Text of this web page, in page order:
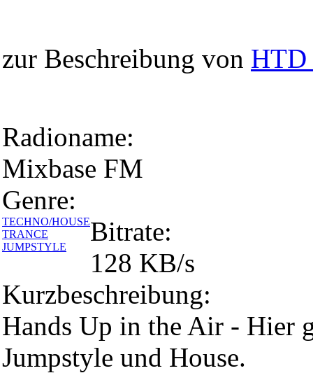
zur Beschreibung von HTD
Radioname:
Mixbase FM
Genre:
TECHNO/HOUSE
TRANCE
JUMPSTYLE
Bitrate:
128 KB/s
Kurzbeschreibung:
Hands Up in the Air - Hier
Jumpstyle und House.